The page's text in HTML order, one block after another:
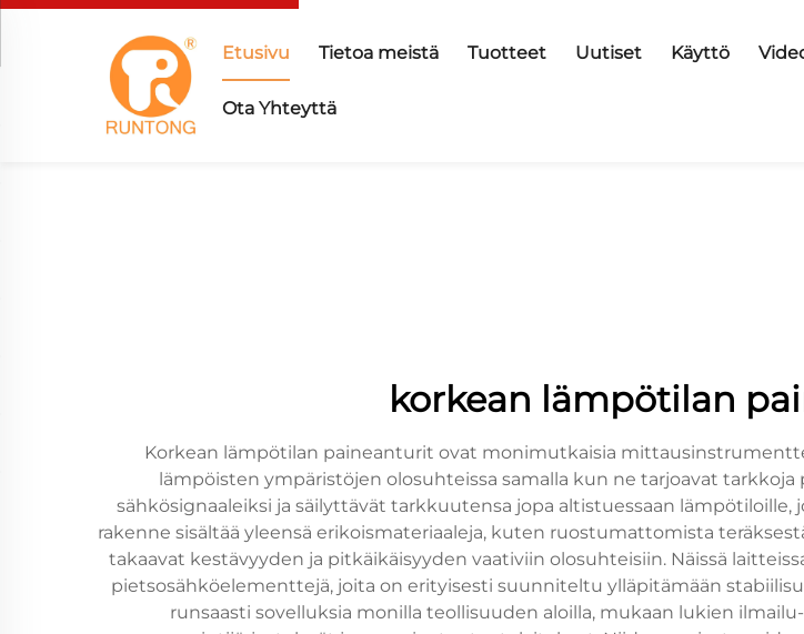
Etusivu Tietoa meistä Tuotteet Uutiset Käyttö
Ota Yhteyttä
korkean lämpötilan
Korkean lämpötilan paineanturit ovat monimutkaisia
lämpöisten ympäristöjen olosuhteissa samalla kun ne tarjoavat
sähkösignaaleiksi ja säilyttävät tarkkuutensa jopa altistuessaan
rakenne sisältää yleensä erikoismateriaaleja, kuten ruostumattomista
takaavat kestävyyden ja pitkäikäisyyden vaativiin olosuhteisiin. Näissä
pietsosähköelementtejä, joita on erityisesti suunniteltu ylläpitämään
runsaasti sovelluksia monilla teollisuuden aloilla, mukaan lukien